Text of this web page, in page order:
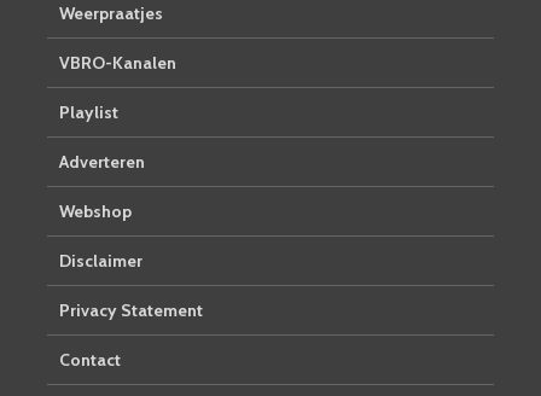
Weerpraatjes
VBRO-Kanalen
Playlist
Adverteren
Webshop
Disclaimer
Privacy Statement
Contact